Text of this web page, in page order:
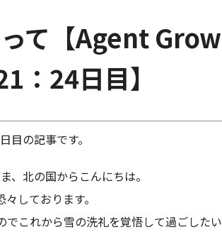
て【Agent Grow
24日目】
目の記事です。
、北の国からこんにちは。
しております。
これから雪の洗礼を覚悟して過ごしたい